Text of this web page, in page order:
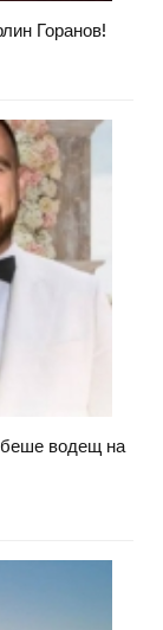
Горанов!
водещ на